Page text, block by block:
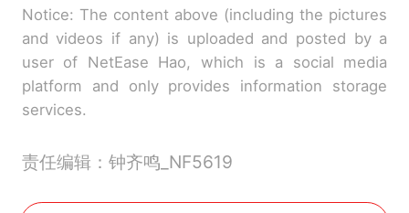
Notice: The content above (including the pictures
and videos if any) is uploaded and posted by a
user of NetEase Hao, which is a social media
platform and only provides information storage
services.
责任编辑：钟齐鸣_NF5619